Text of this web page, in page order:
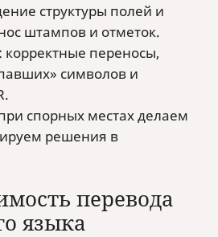
структуры полей и
штампов и отметок.
корректные переносы,
символов и
спорных местах делаем
решения в
перевода
языка